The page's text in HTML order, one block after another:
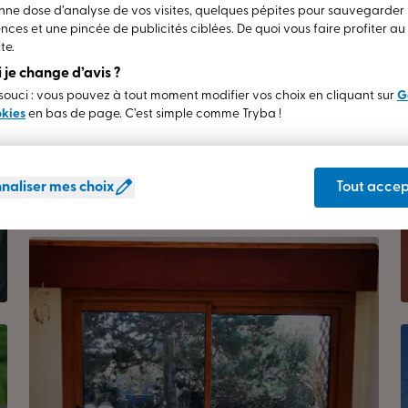
Volet Roulant En facade
HAUTERIVE (03)
dose d’analyse de vos visites, quelques pépites pour sauvegarder
et une pincée de publicités ciblées. De quoi vous faire profiter au
je change d’avis ?
: vous pouvez à tout moment modifier vos choix en cliquant sur
en bas de page. C’est simple comme Tryba !
mes choix Tout